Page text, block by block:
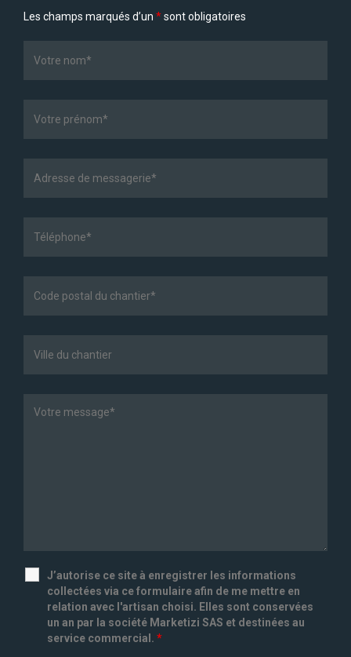
Les champs marqués d’un *sont obligatoires
J’autorise ce site à enregistrer les informations
collectées via ce formulaire afin de me mettre en
relation avec l'artisan choisi. Elles sont conservées
un an par la société Marketizi SAS et destinées au
service commercial. *